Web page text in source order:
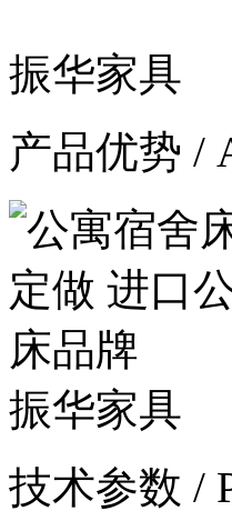
振华家具
产品优势 /
振华家具
技术参数 /